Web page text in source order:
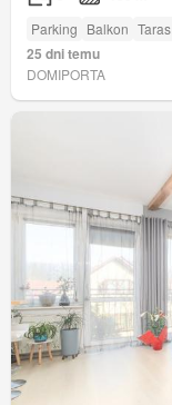
Parking Balkon Taras
25 dni temu
DOMIPORTA